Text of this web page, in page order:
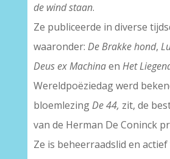
de wind staan.
Ze publiceerde in diverse
waaronder: De Brakke hond,
Deus ex Machinaen Het
Wereldpoëziedag werd
bloemlezingDe 44, zit, de
van de Herman De Coninck
Ze is beheerraadslid en